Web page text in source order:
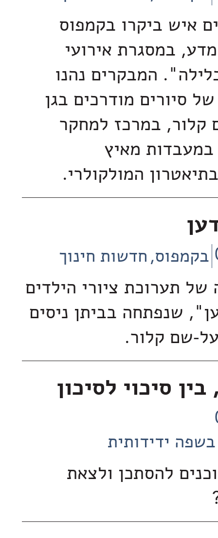
איש ביקרו בקמפוס
במסגרת אירועי
המבקרים נהנו
סיורים מודרכים בגן
קלור, במרכז למחקר
במעבדות מאיץ
המולקולרי.
בקמפוס חדשות חינוך
תערוכת ציורי הילדים
שנפתחה בביתן ניסים
שם קלור.
סיכוי לסיכון
ידידותית
להסתכן ולצאת